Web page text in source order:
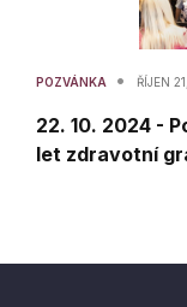
POZVÁNKA • ŘÍJEN
22. 10. 2024 -
let zdravotní